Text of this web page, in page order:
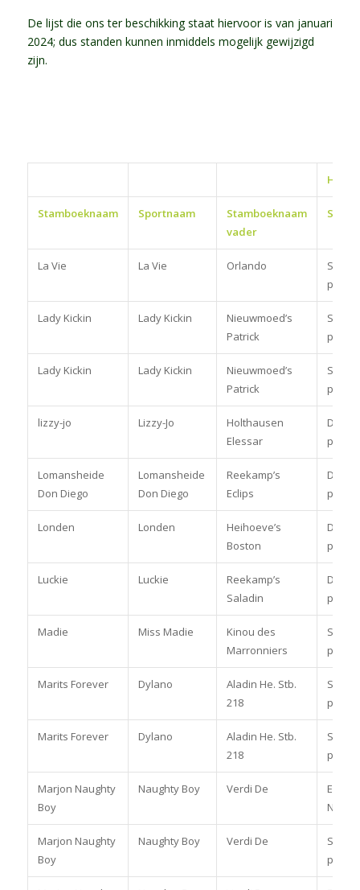
De lijst die ons ter beschikking staat hiervoor is van januari
2024; dus standen kunnen inmiddels mogelijk gewijzigd
zijn.
Stamboeknaam Sportnaam
Stamboeknaam
vader
La Vie La Vie Orlando
pony
Lady Kickin Lady Kickin
Nieuwmoed’s
Patrick
pony
Lady Kickin Lady Kickin
Nieuwmoed’s
Patrick
pony
lizzy-jo Lizzy-Jo
Holthausen
Elessar
pony
Lomansheide
Don Diego
Lomansheide
Don Diego
Reekamp’s
Eclips
pony
Londen Londen
Heihoeve’s
Boston
pony
Luckie Luckie
Reekamp’s
Saladin
pony
Madie Miss Madie
Kinou des
Marronniers
pony
Marits Forever Dylano
Aladin He. Stb.
218
pony
Marits Forever Dylano
Aladin He. Stb.
218
pony
Marjon Naughty
Boy
Naughty Boy Verdi De
Nat/Int
Marjon Naughty
Boy
Naughty Boy Verdi De
pony